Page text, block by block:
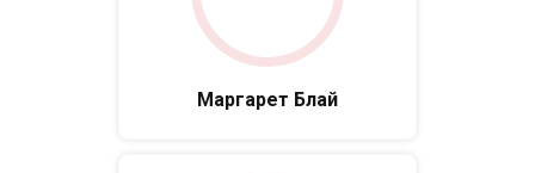
Маргарет Блай